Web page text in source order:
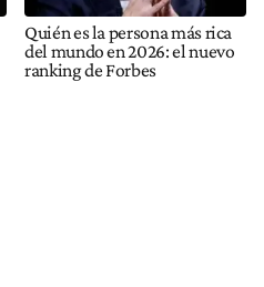
Quién es la persona más rica
del mundo en 2026: el nuevo
ranking de Forbes